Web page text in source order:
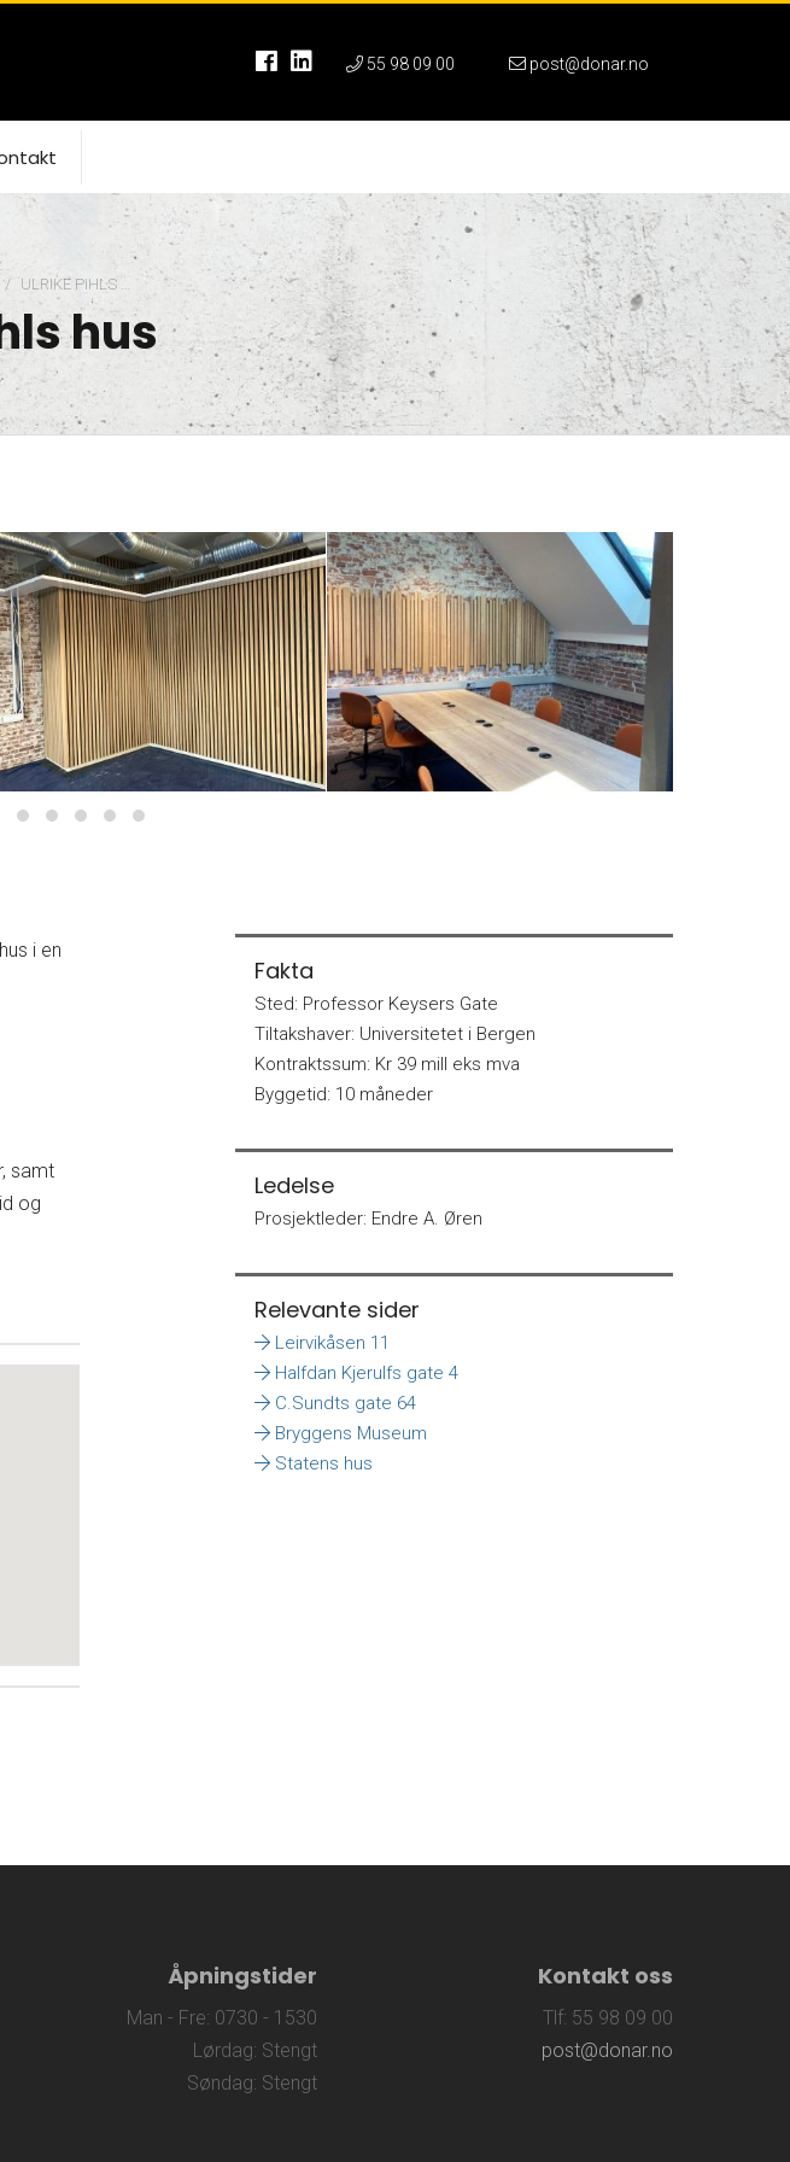
55 98 09 00 post@donar.no
CURRENT:
ULRIKE PIHLS …
hus
i en
samt
og
Fakta
Sted: Professor Keysers Gate
Tiltakshaver: Universitetet i Bergen
Kontraktssum: Kr 39 mill eks mva
Byggetid: 10 måneder
Ledelse
Prosjektleder: Endre A. Øren
Relevante sider
Leirvikåsen 11
Halfdan Kjerulfs gate 4
C.Sundts gate 64
Bryggens Museum
Statens hus
Åpningstider
Man - Fre: 0730 - 1530
Lørdag: Stengt
Søndag: Stengt
Kontakt oss
Tlf: 55 98 09 00
post@donar.no